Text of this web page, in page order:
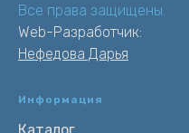
Все права защищены.
Web-Разработчик:
Нефедова Дарья
Информация